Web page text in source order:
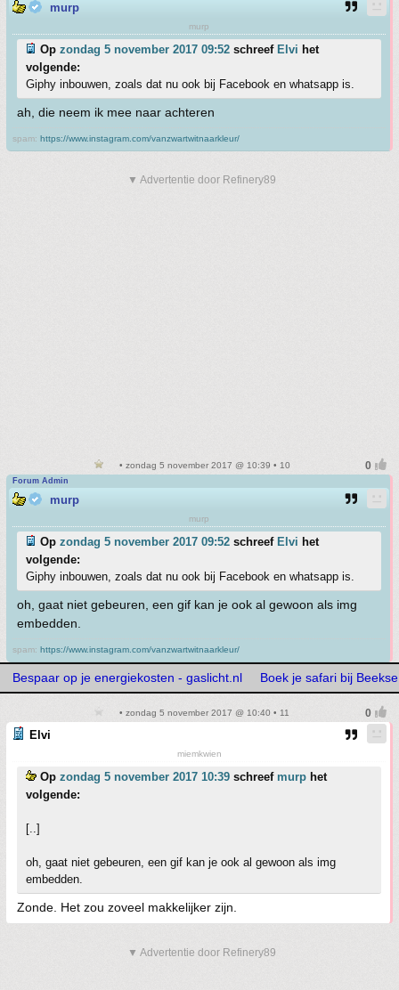
murp
murp
Op zondag 5 november 2017 09:52 schreef Elvi het
volgende:
Giphy inbouwen, zoals dat nu ook bij Facebook en whatsapp is.
ah, die neem ik mee naar achteren
spam: https://www.instagram.com/vanzwartwitnaarkleur/
▼ Advertentie door Refinery89
• zondag 5 november 2017 @ 10:39 • 10
Forum Admin
murp
murp
Op zondag 5 november 2017 09:52 schreef Elvi het
volgende:
Giphy inbouwen, zoals dat nu ook bij Facebook en whatsapp is.
oh, gaat niet gebeuren, een gif kan je ook al gewoon als img
embedden.
spam: https://www.instagram.com/vanzwartwitnaarkleur/
Bespaar op je energiekosten - gaslicht.nl Boek je safari bij
• zondag 5 november 2017 @ 10:40 • 11
Elvi
miemkwien
Op zondag 5 november 2017 10:39 schreef murp het
volgende:
[..]
oh, gaat niet gebeuren, een gif kan je ook al gewoon als img
embedden.
Zonde. Het zou zoveel makkelijker zijn.
▼ Advertentie door Refinery89